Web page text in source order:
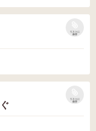
リストに
保存
リストに
保存